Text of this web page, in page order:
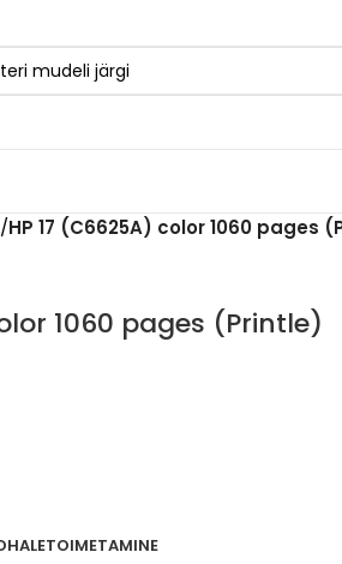
/HP 17 (C6625A) color 1060 pages
1060 pages (Printle)